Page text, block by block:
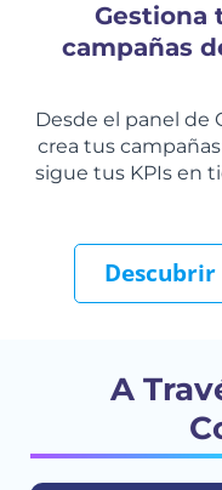
Gestiona
campañas
Desde el panel de
crea tus
sigue tus KPIs en
Descubrir
A